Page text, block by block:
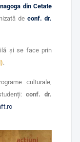
din Cetate
de conf. dr.
și se face prin
.
culturale,
conf. dr.